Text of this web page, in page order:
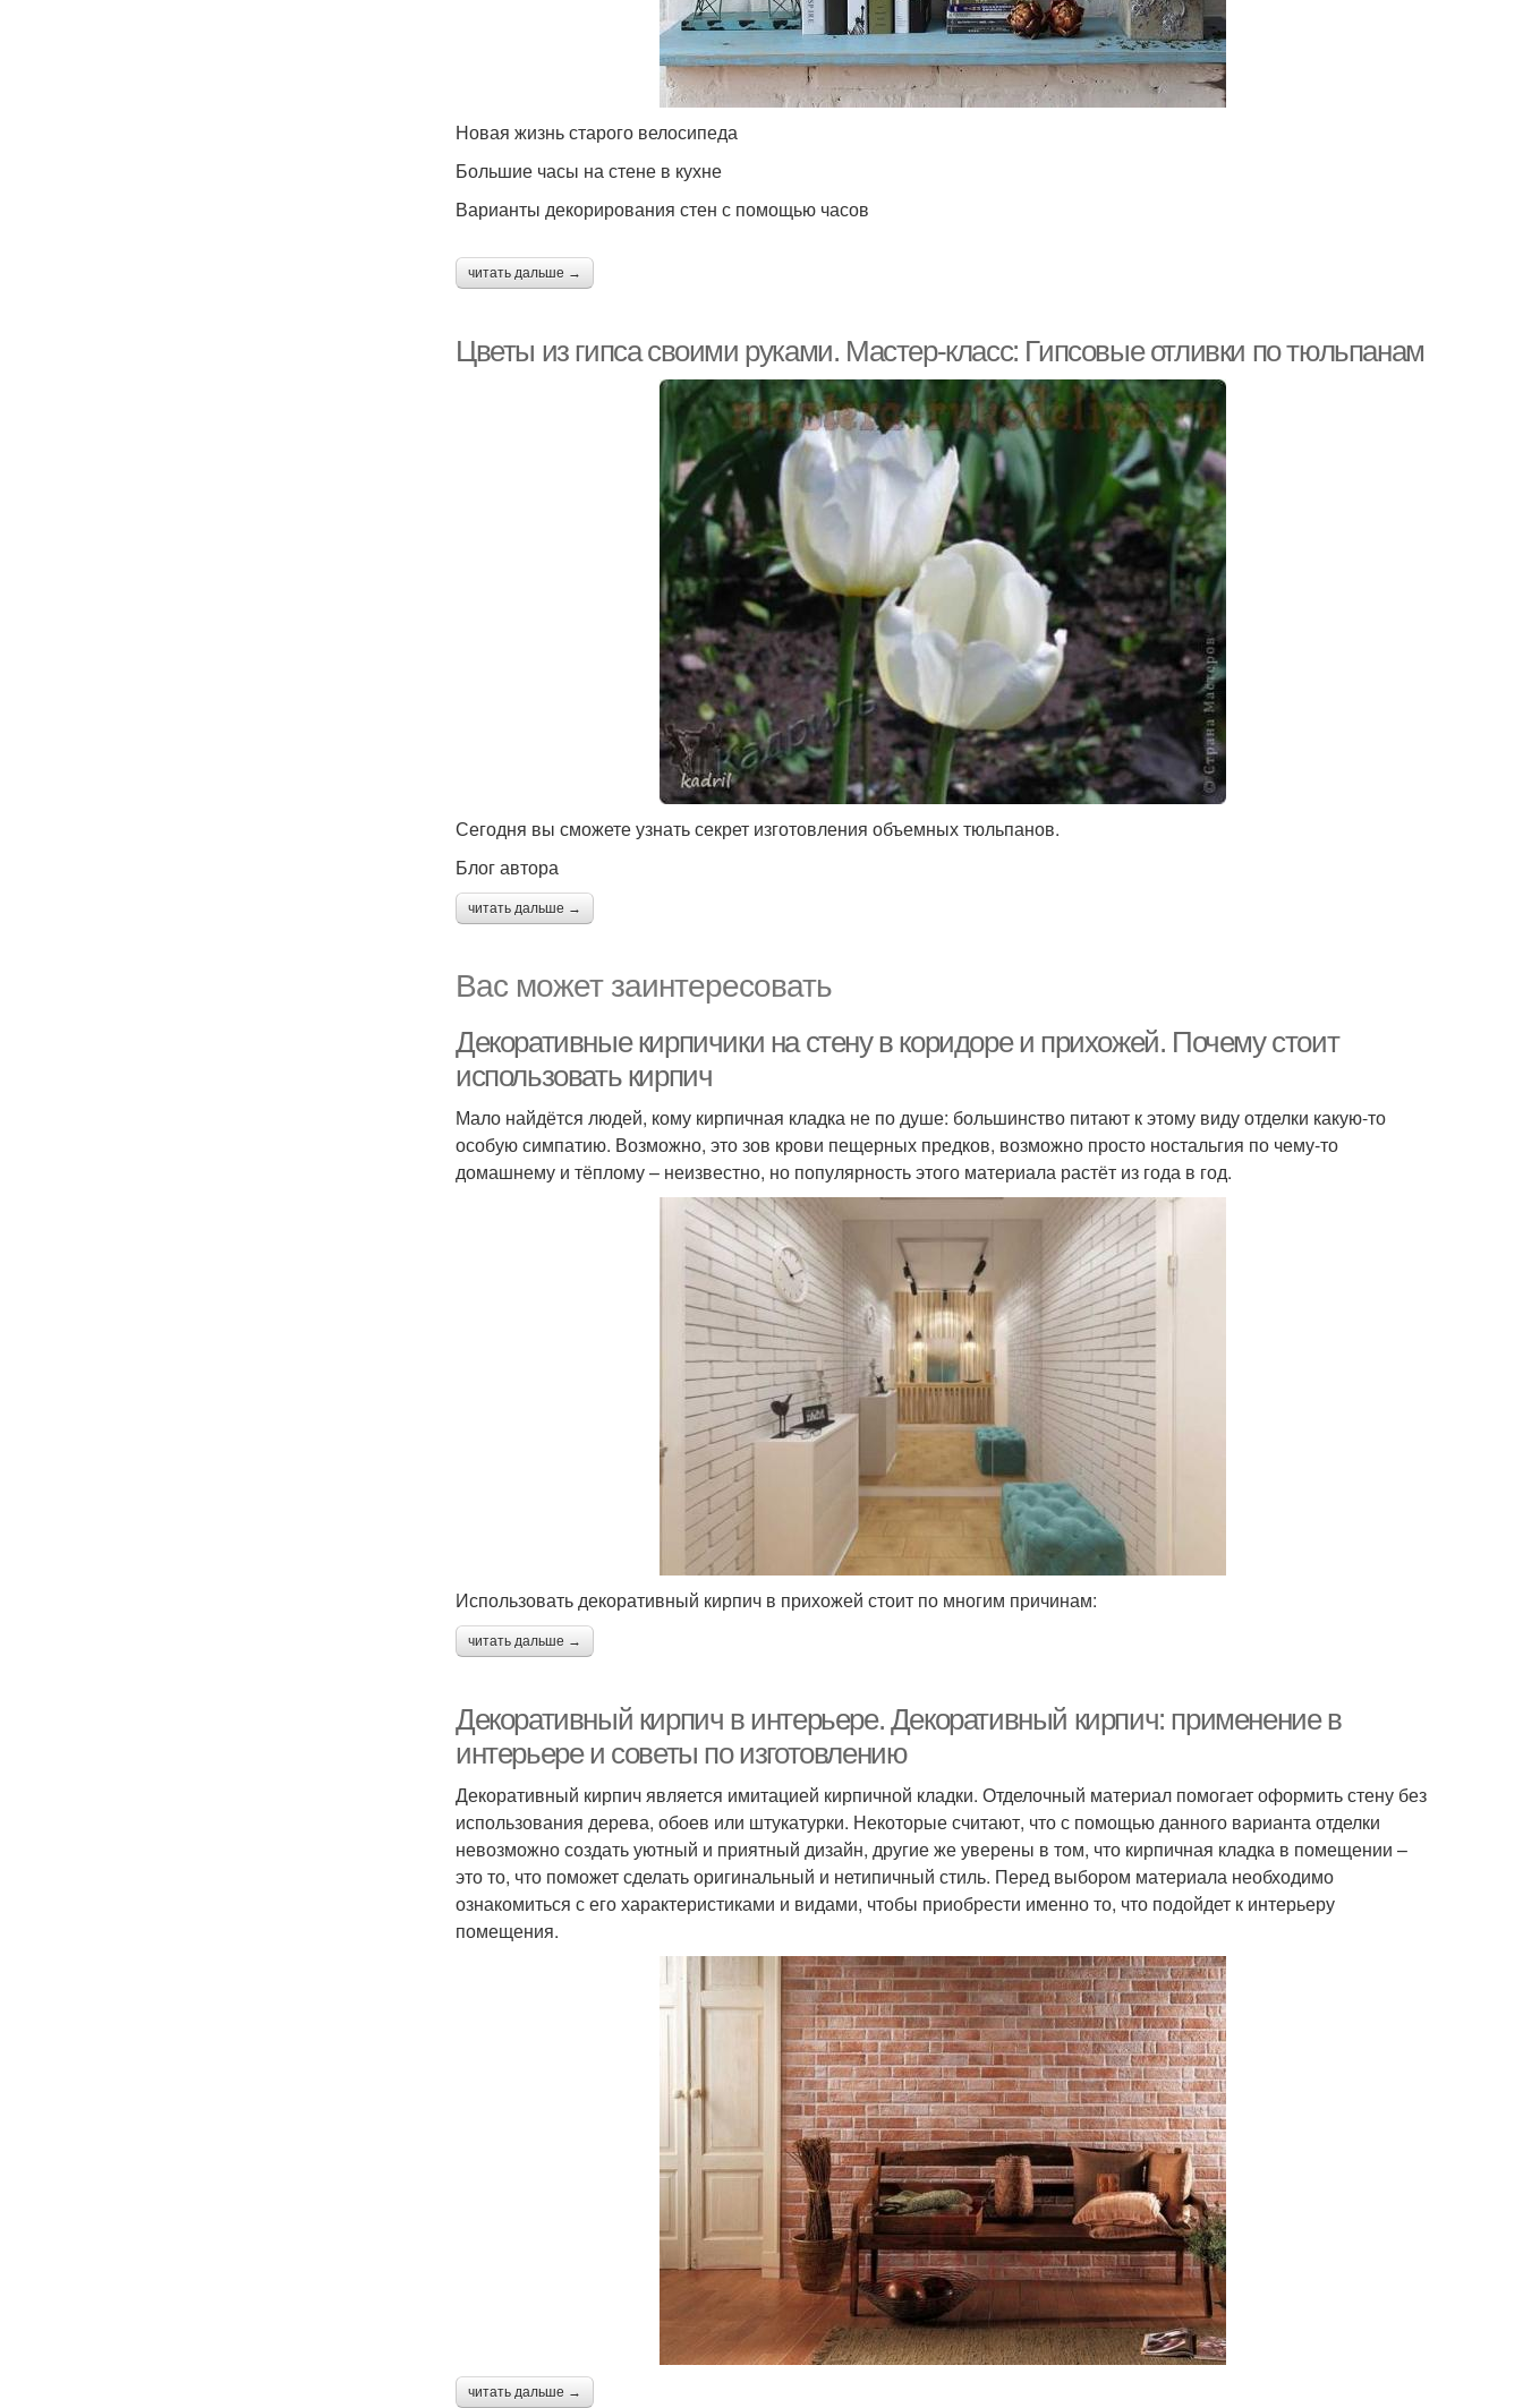
Новая жизнь старого велосипеда
Большие часы на стене в кухне
Варианты декорирования стен с помощью часов
читать дальше →
Цветы из гипса своими руками. Мастер-класс: Гипсовые отливки по тюльпанам
Сегодня вы сможете узнать секрет изготовления объемных тюльпанов.
Блог автора
читать дальше →
Вас может заинтересовать
Декоративные кирпичики на стену в коридоре и прихожей. Почему стоит
использовать кирпич
Мало найдётся людей, кому кирпичная кладка не по душе: большинство питают к этому виду отделки какую-то
особую симпатию. Возможно, это зов крови пещерных предков, возможно просто ностальгия по чему-то
домашнему и тёплому – неизвестно, но популярность этого материала растёт из года в год.
Использовать декоративный кирпич в прихожей стоит по многим причинам:
читать дальше →
Декоративный кирпич в интерьере. Декоративный кирпич: применение в
интерьере и советы по изготовлению
Декоративный кирпич является имитацией кирпичной кладки. Отделочный материал помогает оформить стену без
использования дерева, обоев или штукатурки. Некоторые считают, что с помощью данного варианта отделки
невозможно создать уютный и приятный дизайн, другие же уверены в том, что кирпичная кладка в помещении –
это то, что поможет сделать оригинальный и нетипичный стиль. Перед выбором материала необходимо
ознакомиться с его характеристиками и видами, чтобы приобрести именно то, что подойдет к интерьеру
помещения.
читать дальше →